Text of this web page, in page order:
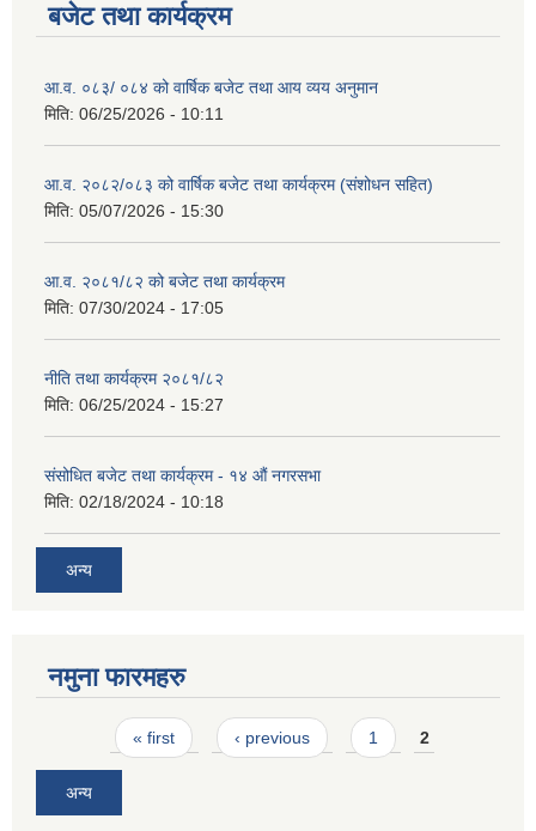
बजेट तथा कार्यक्रम
आ.व. ०८३/ ०८४ को वार्षिक बजेट तथा आय व्यय अनुमान
मिति: 06/25/2026 - 10:11
आ.व. २०८२/०८३ को वार्षिक बजेट तथा कार्यक्रम (संशोधन सहित)
मिति: 05/07/2026 - 15:30
आ.व. २०८१/८२ को बजेट तथा कार्यक्रम
मिति: 07/30/2024 - 17:05
नीति तथा कार्यक्रम २०८१/८२
मिति: 06/25/2024 - 15:27
संसोधित बजेट तथा कार्यक्रम - १४ औं नगरसभा
मिति: 02/18/2024 - 10:18
अन्य
नमुना फारमहरु
Pages« first ‹ previous 1 2
अन्य